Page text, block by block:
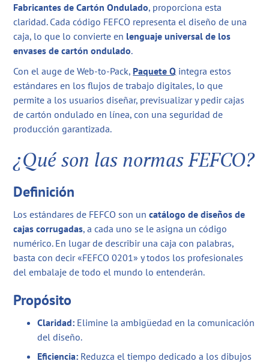
Fabricantes de Cartón Ondulado, proporciona esta
claridad. Cada código FEFCO representa el diseño de una
caja, lo que lo convierte en lenguaje universal de los
envases de cartón ondulado.
Con el auge de Web-to-Pack, Paquete Q integra estos
estándares en los flujos de trabajo digitales, lo que
permite a los usuarios diseñar, previsualizar y pedir cajas
de cartón ondulado en línea, con una seguridad de
producción garantizada.
¿Qué son las normas FEFCO?
Definición
Los estándares de FEFCO son uncatálogo de diseños de
cajas corrugadas, a cada uno se le asigna un código
numérico. En lugar de describir una caja con palabras,
basta con decir «FEFCO 0201» y todos los profesionales
del embalaje de todo el mundo lo entenderán.
Propósito
Claridad: Elimine la ambigüedad en la comunicación
del diseño.
Eficiencia: Reduzca el tiempo dedicado a los dibujos